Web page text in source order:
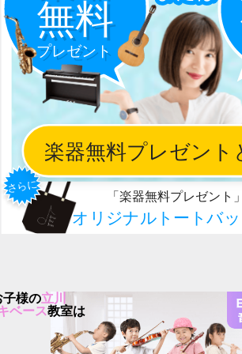
子様の立川
ベース教室は